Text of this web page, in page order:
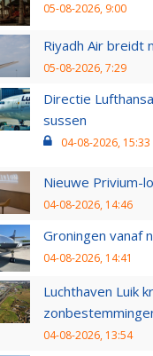
05-08-2026, 9:00
Riyadh Air breidt
05-08-2026, 7:29
Directie
sussen
04-08-2026, 15:33
Nieuwe Privium-
04-08-2026, 14:46
Groningen vanaf
04-08-2026, 14:41
Luchthaven Luik
04-08-2026, 13:54